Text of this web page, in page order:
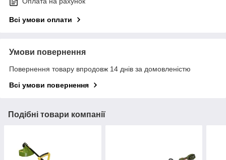
Всі умови оплати
Умови повернення
Повернення товару впродовж 14 днів за домовленістю
Всі умови повернення
Подібні товари компанії